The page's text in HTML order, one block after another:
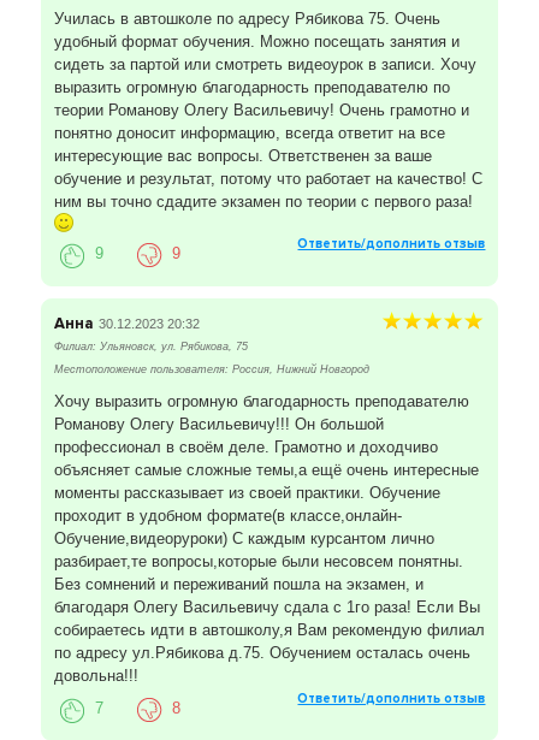
Училась в автошколе по адресу Рябикова 75. Очень
удобный формат обучения. Можно посещать занятия и
сидеть за партой или смотреть видеоурок в записи. Хочу
выразить огромную благодарность преподавателю по
теории Романову Олегу Васильевичу! Очень грамотно и
понятно доносит информацию, всегда ответит на все
интересующие вас вопросы. Ответственен за ваше
обучение и результат, потому что работает на качество! С
ним вы точно сдадите экзамен по теории с первого раза!
Ответить/дополнить отзыв
9 9
Анна 30.12.2023 20:32
Филиал: Ульяновск, ул. Рябикова, 75
Местоположение пользователя: Россия, Нижний Новгород
Хочу выразить огромную благодарность преподавателю
Романову Олегу Васильевичу!!! Он большой
профессионал в своём деле. Грамотно и доходчиво
объясняет самые сложные темы,а ещё очень интересные
моменты рассказывает из своей практики. Обучение
проходит в удобном формате(в классе,онлайн-
Обучение,видеоруроки) С каждым курсантом лично
разбирает,те вопросы,которые были несовсем понятны.
Без сомнений и переживаний пошла на экзамен, и
благодаря Олегу Васильевичу сдала с 1го раза! Если Вы
собираетесь идти в автошколу,я Вам рекомендую филиал
по адресу ул.Рябикова д.75. Обучением осталась очень
довольна!!!
Ответить/дополнить отзыв
7 8